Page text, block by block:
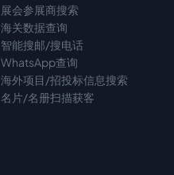
展会参展商搜索
海关数据查询
智能搜邮/搜电话
WhatsApp查询
海外项目/招投标信息搜索
名片/名册扫描获客